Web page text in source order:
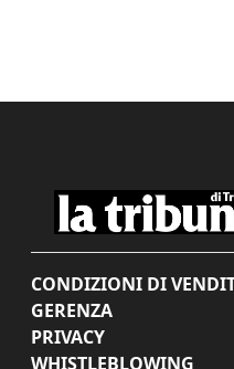
CONDIZIONI DI
GERENZA
PRIVACY
WHISTLEBLOWING